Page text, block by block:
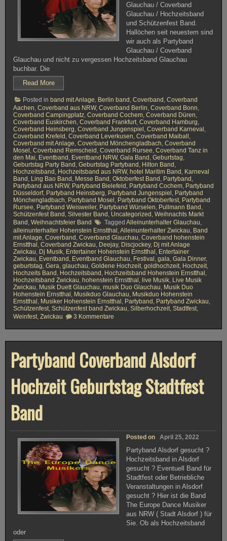
s
–
K
ö
n
c
h
n
D
ü
r
e
n
H
e
i
n
s
b
e
r
g
Glauchau / Coverband
Glauchau / Hochzeitsband
und Schützenfest Band.
Hallöchen seit neuestem sind
wir auch als Partyband
Glauchau / Coverband
Glauchau und nicht zu vergessen Hochzeitsband Glauchau
buchbar. Die
Read More
Posted in band mit Anlage Berlin band Coverband Coverband
Aachen Coverband aus NRW, Coverband Berlin Coverband Bonn
Coverband Campingplatz Coverband Cochem Coverband Düren
Coverband Euskirchen Coverband Frankfurt Coverband Hamburg
Coverband Heinsberg Coverband Jungenspiel Coverband Karneval
Coverband Krefeld Coverband Leverkusen Coverband Maiball
Coverband mit Anlage Coverband Mönchengladbach Coverband
Mosel Coverband Remscheid Coverband Rursee Coverband Tanz in
den Mai Eventband Eventband NRW, Gala Band Geburtstag
Geburtstag Party Band Geburtstag Partyband Hilton Band
Hochzeitsband Hochzeitsband aus NRW, hotel Maritim Band Karneval
Band Ling Bao Band Messe Band Oktoberfest Band Partyband
Partyband aus NRW, Partyband Bielefeld Partyband Cochem Partyband
Düsseldorf, Partyband Heinsberg Partyband Jungenspiel Partyband
Mönchengladbach Partyband Mosel Partyband Oktoberfest Partyband
Rursee Partyband Weisweiler, Partyband Würselen Pullmann Band
Schützenfest Band Silvester Band Uncategorized Weihnachts Markt
Band Weihnachtsfeier Band Tagged Alleinunterhalter Glauchau
alleinunterhalter Hohenstein Ernstthal Alleinunterhalter Zwickau Band
mit Anlage Coverband Coverband Glauchau Coverband hohenstein
Ernstthal Coverband Zwickau Deejay, Discjockey, Dj mit Anlage
Zwickau Dj Musik Entertainer Hohenstein Ernstthal Entertainer
Zwickau Eventband Eventband Glauchau Festival gala Gala Dinner,
geburtstag Gera glauchau Goldene Hochzeit goldhochzeit Hochzeit
Hochzeits Band Hochzeitsband Hochzeitsband Hohenstein Ernstthal
Hochzeitsband Zwickau hohenstein Ernstthal live Musik Live Musik
Zwickau Musik Duett Glauchau musik Duo Glauchau Musik Duo
Hohenstein Ernstthal Musikduo Glauchau Musikduo Hohenstein
Ernstthal Musiker Hohenstein Ernstthal Partyband Partyband Zwickau
Schützenfest Schützenfest band Zwickau Silberhochzeit Stadtfest
Weinfest Zwickau 3 Kommentare
P
r
y
d
G
u
C
o
r
a
n
d
Partyband Coverband Alsdorf
Hochzeit Geburtstag Stadtfest
Band
Posted on April 25, 2022
Partyband Alsdorf gesucht ?
Hochzeitsband in Alsdorf
gesucht ? Eventuell Band für
Stadtfest oder Betriebliche
Veranstaltungen in Alsdorf
gesucht ? Hier ist die Band
The Europe Dance Musiker
aus NRW ( Stadt Alsdorf ) für
Sie. Ob als Hochzeitsband
oder